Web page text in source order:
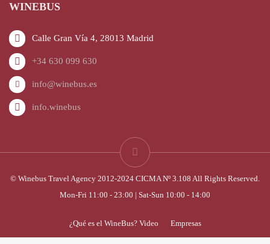
WINEBUS
Calle Gran Vía 4, 28013 Madrid
+34 630 099 630
info@winebus.es
info.winebus
© Winebus Travel Agency 2012-2024 CICMA Nº 3.108 All Rights Reserved.
Mon-Fri 11:00 - 23:00 | Sat-Sun 10:00 - 14:00
¿Qué es el WineBus? Video Empresas